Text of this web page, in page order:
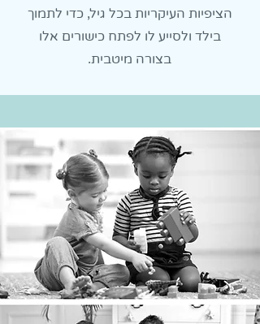
הציפיות העיקריות בכל גיל, כדי לתמוך
בילד ולסייע לו לפתח כישורים אלו
בצורה מיטבית.